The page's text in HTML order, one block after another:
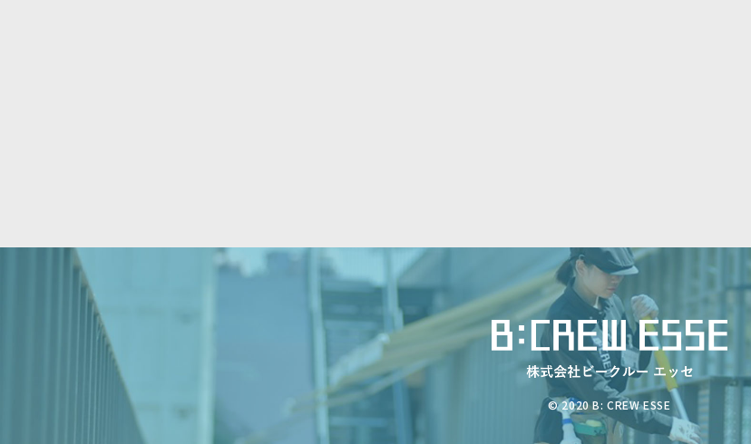
© 2020 B: CREW ESSE